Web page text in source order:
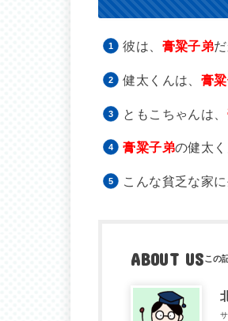
彼は、 膏粱子弟
健太くんは、 膏
ともこちゃんは、
膏粱子弟の健太
こんな貧乏な家
ABOUT US